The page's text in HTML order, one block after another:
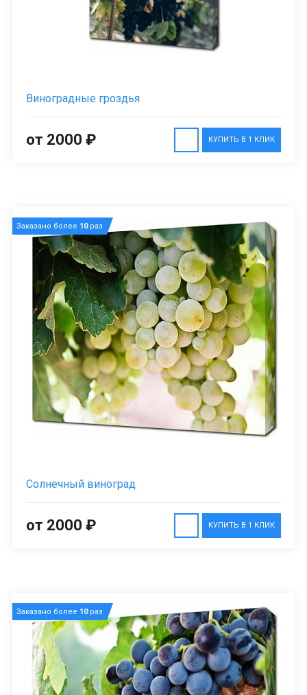
Виноградные гроздья
КУПИТЬ В 1 КЛИК
от 2000 ₽
Заказано более 10раз
Солнечный виноград
КУПИТЬ В 1 КЛИК
от 2000 ₽
Заказано более 10раз